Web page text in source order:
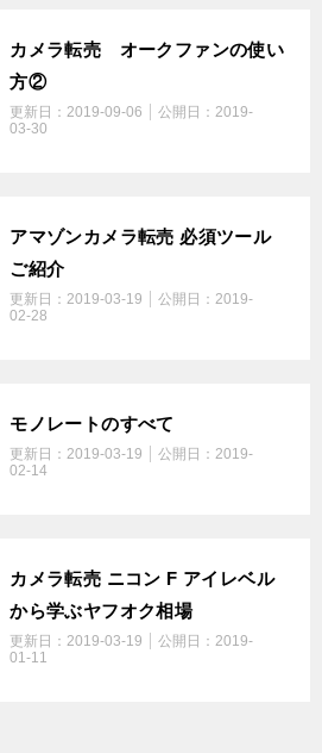
カメラ転売 オークファンの使い
方②
更新日：2019-09-06 公開日：2019-
03-30
アマゾンカメラ転売 必須ツール
ご紹介
更新日：2019-03-19 公開日：2019-
02-28
モノレートのすべて
更新日：2019-03-19 公開日：2019-
02-14
カメラ転売 ニコン F アイレベル
から学ぶヤフオク相場
更新日：2019-03-19 公開日：2019-
01-11